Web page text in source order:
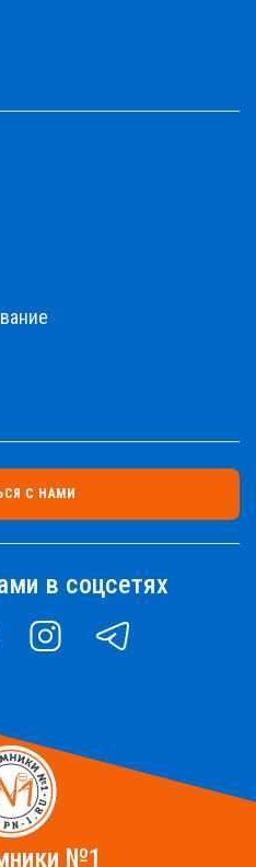
С НАМИ
в соцсетях
INSTAGRAMTELEGRAM
№1